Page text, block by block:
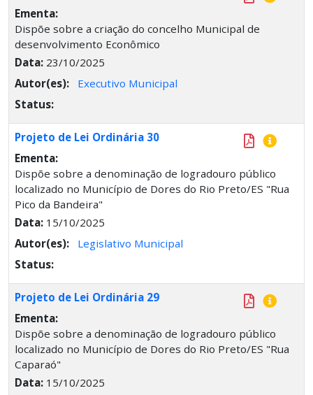
Ementa:
Dispõe sobre a criação do concelho Municipal de
desenvolvimento Econômico
Data: 23/10/2025
Autor(es):
Executivo Municipal
Status:
Projeto de Lei Ordinária 30
Ementa:
Dispõe sobre a denominação de logradouro público
localizado no Município de Dores do Rio Preto/ES "Rua
Pico da Bandeira"
Data: 15/10/2025
Autor(es):
Legislativo Municipal
Status:
Projeto de Lei Ordinária 29
Ementa:
Dispõe sobre a denominação de logradouro público
localizado no Município de Dores do Rio Preto/ES "Rua
Caparaó"
Data: 15/10/2025